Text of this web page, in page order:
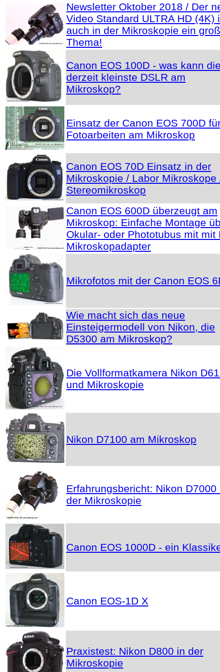
Newsletter Oktober 2018 / Der
Video Standard ULTRA HD (4K)
auch in der Mikroskopie ein
Thema!
Canon EOS 100D - was kann
derzeit kleinste DSLR am
Mikroskop?
Einsatz der Canon EOS 700D
Fotoarbeiten am Mikroskop
Canon EOS 70D Einsatz in der
Mikroskopie / Labor Mikroskope
Stereomikroskop
Canon EOS 600D überzeugt am
Mikroskop: Einfache Montage
Okular- oder Phototubus mit mit
Mikroskopadapter
Mikrofotos mit der Canon EOS
Wie macht sich das neue
Einsteigermodell von Nikon, die
D5300 am Mikroskop?
Die Vollformatkamera Nikon
und Mikroskopie
Nikon D7100 am Mikroskop
Erfahrungsbericht: Nikon D7000
der Mikroskopie
Canon EOS 1000D - ein
Canon EOS-1D X
Praxistest: Nikon D800 in der
Mikroskopie